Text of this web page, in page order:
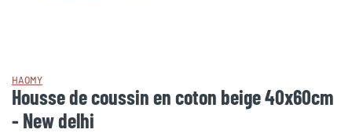
HAOMY
Housse de coussin en coton beige 40x60cm
- New delhi